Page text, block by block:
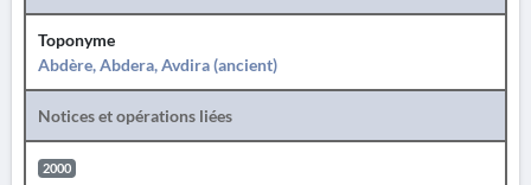
Toponyme
Abdère, Abdera, Avdira (ancient)
Notices et opérations liées
2000